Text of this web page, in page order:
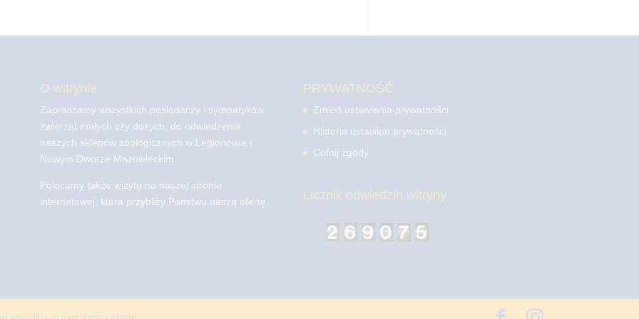
O witrynie
Zapraszamy wszystkich posiadaczy i sympatyków
zwierząt małych czy dużych, do odwiedzenia
naszych sklepów zoologicznych w Legionowie i
Nowym Dworze Mazowieckim
Polecamy także wizytę na naszej stronie
internetowej, która przybliży Państwu naszą ofertę.
PRYWATNOŚĆ
Zmień ustawienia prywatności
Historia ustawień prywatności
Cofnij zgody
Licznik odwiedzin witryny